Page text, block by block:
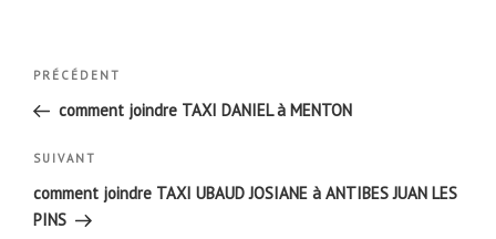
Navigation
l’article
Article
précédent
PRÉCÉDENT
comment joindre TAXI DANIEL à MENTON
Article
suivant
SUIVANT
comment joindre TAXI UBAUD JOSIANE à ANTIBES JUAN LES
PINS